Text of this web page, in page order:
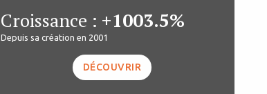
Croissance : +1003.5%
Depuis sa création en 2001
DÉCOUVRIR